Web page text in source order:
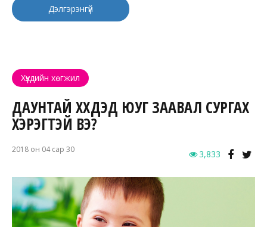
Дэлгэрэнгүй
Хүүхдийн хөгжил
ДАУНТАЙ ХҮҮХДЭД ЮУГ ЗААВАЛ СУРГАХ
ХЭРЭГТЭЙ ВЭ?
2018 он 04 сар 30 3,833